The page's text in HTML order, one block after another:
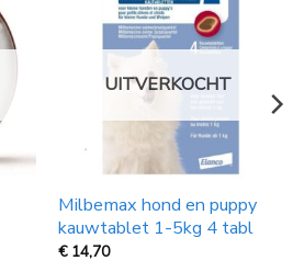
UITVERKOCHT
Milbemax hond en puppy
kauwtablet 1-5kg 4 tabl
€ 14,70